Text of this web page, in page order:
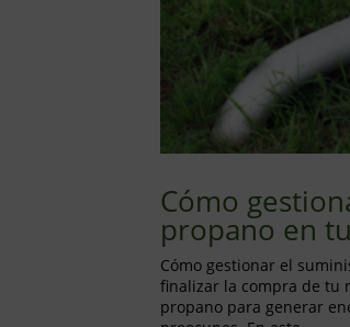
Cómo
propano en
Cómo gestionar el
finalizar la compra de tu
propano para generar